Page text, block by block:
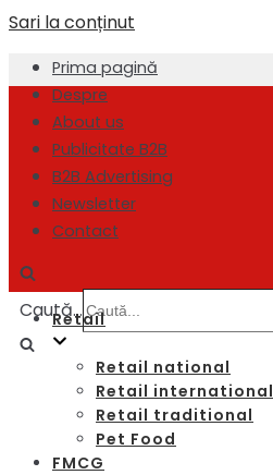
Sari la conținut
Prima pagină
Despre
About us
Publicitate B2B
B2B Advertising
Newsletter
Contact
Caută...
Retail
Retail national
Retail international
Retail traditional
Pet Food
FMCG